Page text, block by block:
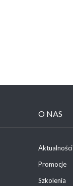
O NAS
Aktualności
Promocje
Szkolenia